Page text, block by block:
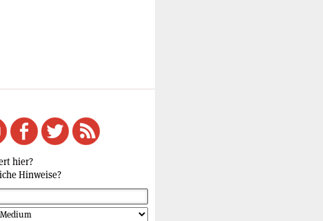
hier?
Hinweise?